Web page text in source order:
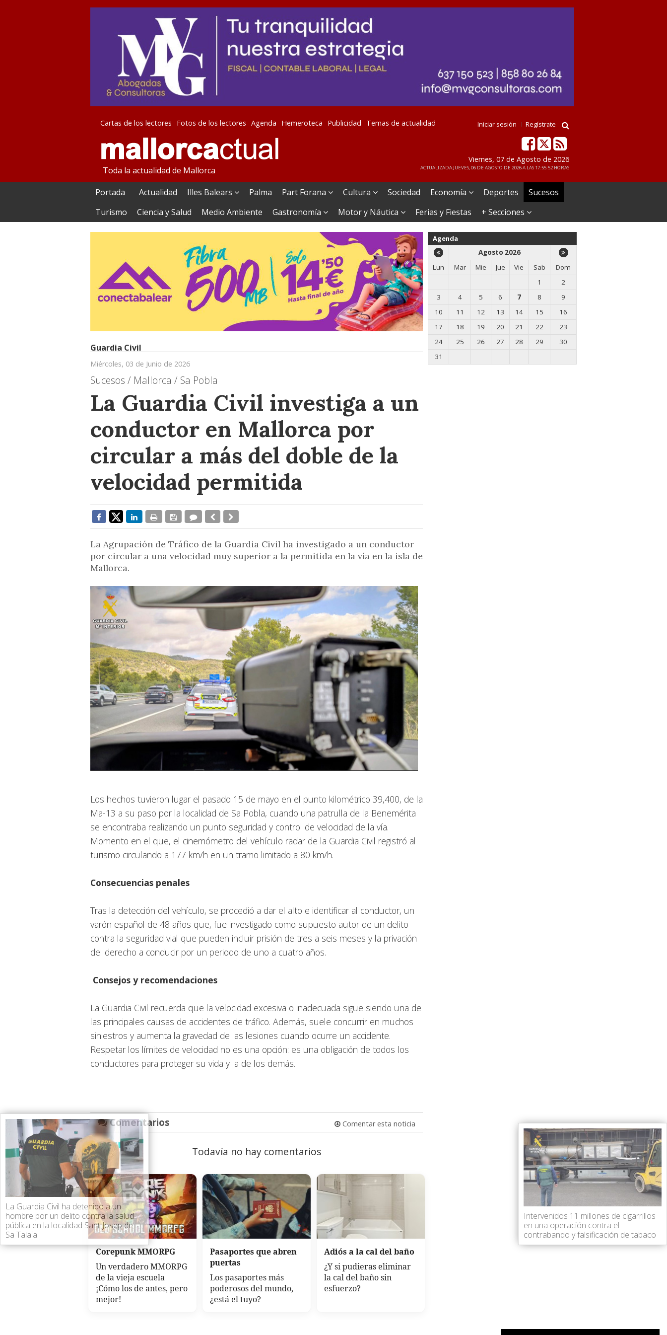
Cartas de los lectores Fotos de los lectores Agenda Hemeroteca Publicidad Temas de actualidad Iniciar sesión Regístrate
Toda la actualidad de Mallorca
Viernes, 07 de Agosto de 2026
ACTUALIZADA JUEVES, 06 DE AGOSTO DE 2026 A LAS 17:55:52 HORAS
Portada Actualidad Illes Balears Palma Part Forana Cultura Sociedad Economía Deportes
Sucesos
Turismo
Ciencia y Salud Medio Ambiente Gastronomía Motor y Náutica Ferias y Fiestas + Secciones
Guardia Civil
Miércoles, 03 de Junio de 2026
Sucesos / Mallorca / Sa Pobla
La Guardia Civil investiga a un
conductor en Mallorca por
circular a más del doble de la
velocidad permitida
La Agrupación de Tráfico de la Guardia Civil ha investigado a un conductor
por circular a una velocidad muy superior a la permitida en la vía en la isla de
Mallorca.
Los hechos tuvieron lugar el pasado 15 de mayo en el punto kilométrico 39,400, de la
Ma-13 a su paso por la localidad de Sa Pobla, cuando una patrulla de la Benemérita
se encontraba realizando un punto seguridad y control de velocidad de la vía.
Momento en el que, el cinemómetro del vehículo radar de la Guardia Civil registró al
turismo circulando a 177 km/h en un tramo limitado a 80 km/h.
Consecuencias penales
Tras la detección del vehículo, se procedió a dar el alto e identificar al conductor, un
varón español de 48 años que, fue investigado como supuesto autor de un delito
contra la seguridad vial que pueden incluir prisión de tres a seis meses y la privación
del derecho a conducir por un periodo de uno a cuatro años.
Consejos y recomendaciones
La Guardia Civil recuerda que la velocidad excesiva o inadecuada sigue siendo una de
las principales causas de accidentes de tráfico. Además, suele concurrir en muchos
siniestros y aumenta la gravedad de las lesiones cuando ocurre un accidente.
Respetar los límites de velocidad no es una opción: es una obligación de todos los
conductores para proteger su vida y la de los demás.
Comentarios Comentar esta noticia
Todavía no hay comentarios
Corepunk MMORPG
Un verdadero MMORPG
de la vieja escuela
¡Cómo los de antes, pero
mejor!
Pasaportes que abren
puertas
Los pasaportes más
poderosos del mundo,
¿está el tuyo?
Adiós a la cal del baño
¿Y si pudieras eliminar
la cal del baño sin
esfuerzo?
Agenda
Agosto 2026
Lun
Mar Mie Jue Vie Sab
Dom
1
2
3
4 5 6 7 8
9
10
11 12 13 14 15
16
17
18 19 20 21 22
23
24
25 26 27 28 29
30
31
La Guardia Civil ha detenido a un
hombre por un delito contra la salud
pública en la localidad Sant Josep de
Sa Talaia
Intervenidos 11 millones de cigarrillos
en una operación contra el
contrabando y falsificación de tabaco